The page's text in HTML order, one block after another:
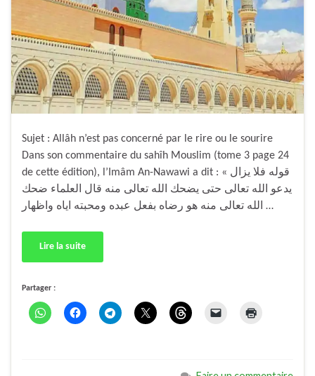
Sujet : Allâh n’est pas concerné par le rire ou le sourire
Dans son commentaire du sahîh Mouslim (tome 3 page 24
de cette édition), l’Imâm An-Nawawi a dit : « قوله فلا يزال
يدعو الله تعالى حتى يضحك الله تعالى منه قال العلماء ضحك
الله تعالى منه هو رضاه بفعل عبده ومحبته اياه واظهار …
Lire la suite
Partager :